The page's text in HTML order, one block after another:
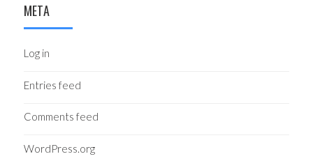
META
Log in
Entries feed
Comments feed
WordPress.org